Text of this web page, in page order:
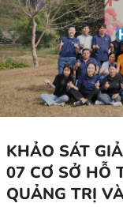
KHẢO SÁT
07 CƠ SỞ HỖ
QUẢNG TRỊ